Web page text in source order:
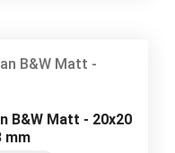
B&W Matt - 20x20
mm